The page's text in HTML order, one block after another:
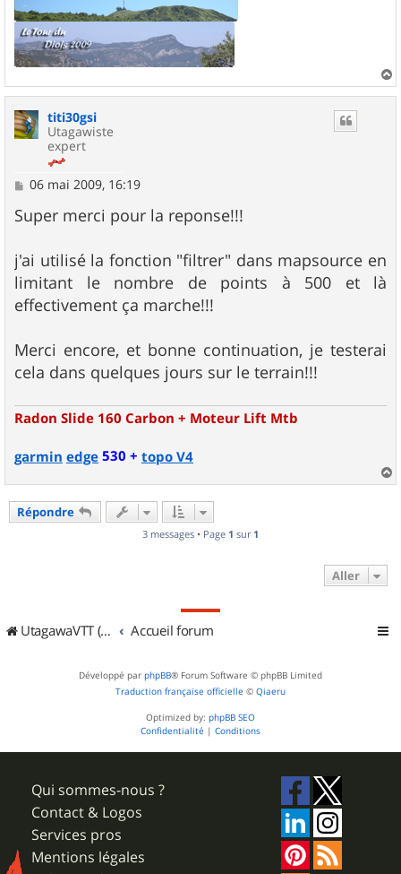
a
titi30gsi
Utagawiste
expert
M
s
s
g
e
06 mai 2009, 16:19
Super merci pour la reponse!!!
j'ai utilisé la fonction "filtrer" dans mapsource en
limitant le nombre de points à 500 et là
effectivement ça marche!!!
Merci encore, et bonne continuation, je testerai
cela dans quelques jours sur le terrain!!!
Radon Slide 160 Carbon + Moteur Lift Mtb
garmin edge530 + topo V4
a
Répondre
3 messages • Page 1 sur 1
Aller
UtagawaVTT (Randos VTT et VTTAE avec traces GPS) Accueil forum
Développé par phpBB® Forum Software © phpBB Limited
Traduction française officielle © Qiaeru
Optimized by: phpBB SEO
Confidentialité | Conditions
Qui sommes-nous ?
Contact & Logos
Services pros
Mentions légales